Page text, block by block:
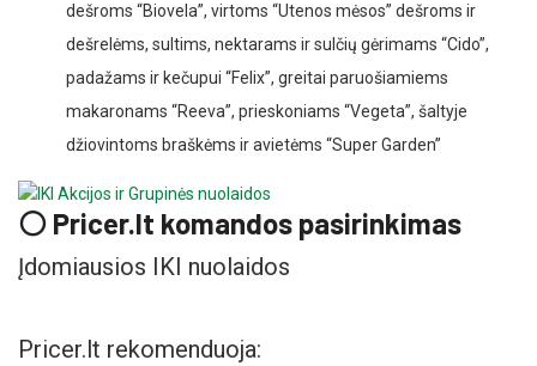
dešroms “Biovela”, virtoms “Utenos mėsos” dešroms ir
dešrelėms, sultims, nektarams ir sulčių gėrimams “Cido”,
padažams ir kečupui “Felix”, greitai paruošiamiems
makaronams “Reeva”, prieskoniams “Vegeta”, šaltyje
džiovintoms braškėms ir avietėms “Super Garden”
⚪ Pricer.lt komandos pasirinkimas
Įdomiausios IKI nuolaidos
Pricer.lt rekomenduoja: